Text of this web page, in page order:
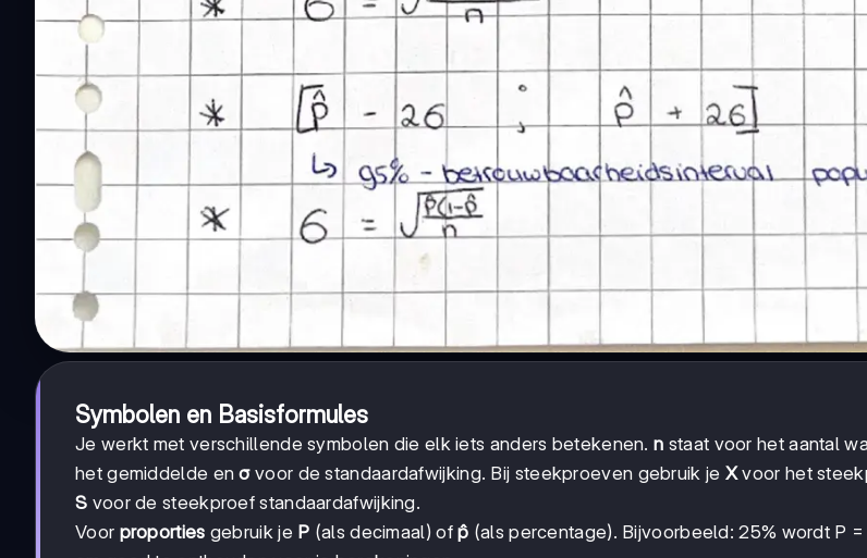
Symbolen en Basisformules
Je werkt met verschillende symbolen die elk iets anders betekenen.n staat voor het aantal
het gemiddelde enσvoor de standaardafwijking. Bij steekproeven gebruik je Xvoor het
S voor de steekproef standaardafwijking.
Voor proporties gebruik je P (als decimaal) ofp̂ (als percentage). Bijvoorbeeld: 25% wordt P